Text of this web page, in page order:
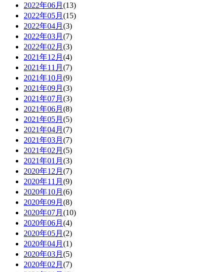
2022年06月 (13)
2022年05月 (15)
2022年04月 (3)
2022年03月 (7)
2022年02月 (3)
2021年12月 (4)
2021年11月 (7)
2021年10月 (9)
2021年09月 (3)
2021年07月 (3)
2021年06月 (8)
2021年05月 (5)
2021年04月 (7)
2021年03月 (7)
2021年02月 (5)
2021年01月 (3)
2020年12月 (7)
2020年11月 (9)
2020年10月 (6)
2020年09月 (8)
2020年07月 (10)
2020年06月 (4)
2020年05月 (2)
2020年04月 (1)
2020年03月 (5)
2020年02月 (7)